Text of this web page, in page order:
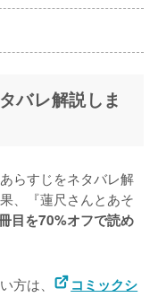
バレ解説しま
らすじをネタバレ解
、『蓮尺さんとあそ
目を70%オフで読め
方は、
コミックシ